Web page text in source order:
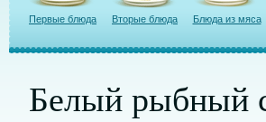
Первые блюда Вторые блюда Блюда из мяса
Белый рыбный